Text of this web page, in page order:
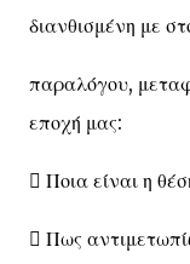
διανθισμένη με
παραλόγου,
εποχή μας:
 Ποια είναι η
 Πως